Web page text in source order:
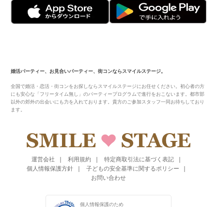
婚活パーティー、お見合いパーティー、街コンならスマイルステージ。
全国で婚活・恋活・街コンをお探しならスマイルステージにお任せください。初心者の方
にも安心な「フリータイム無し」のパーティープログラムで進行をおこないます。都市部
以外の郊外の出会いにも力を入れております。貴方のご参加スタッフ一同お待ちしており
ます。
運営会社 利用規約
特定商取引法に基づく表記
個人情報保護方針
子どもの安全基準に関するポリシー
お問い合わせ
個人情報保護のため